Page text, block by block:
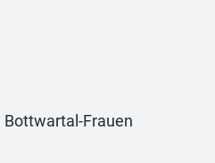
Bottwartal-Frauen